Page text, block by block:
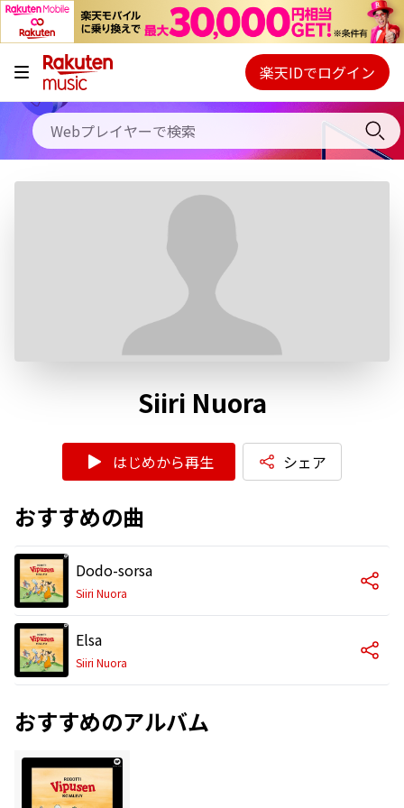
キャンペーン
料金プラン
使い方
Webプレイヤー
ご契約内容の確認・変更
楽天IDでログイン
Siiri Nuora
はじめから再生 シェア
おすすめの曲
Dodo-sorsa
Siiri Nuora
Elsa
Siiri Nuora
おすすめのアルバム